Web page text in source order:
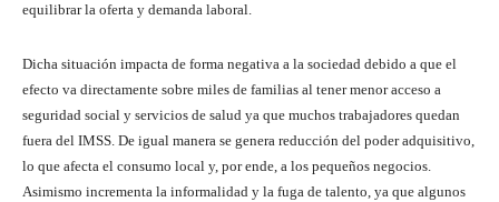
equilibrar la oferta y demanda laboral.
Dicha situación impacta de forma negativa a la sociedad debido a que el
efecto va directamente sobre miles de familias al tener menor acceso a
seguridad social y servicios de salud ya que muchos trabajadores quedan
fuera del IMSS. De igual manera se genera reducción del poder adquisitivo,
lo que afecta el consumo local y, por ende, a los pequeños negocios.
Asimismo incrementa la informalidad y la fuga de talento, ya que algunos